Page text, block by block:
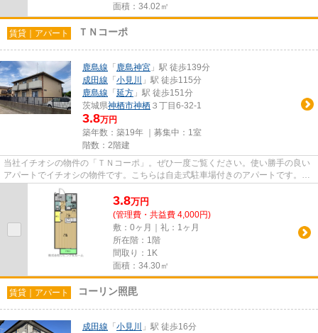
面積：34.02㎡
賃貸｜アパート ＴＮコーポ
鹿島線 「 鹿島神宮 」駅 徒歩139分
成田線 「 小見川
」駅 徒歩115分
鹿島線 「 延方 」駅 徒歩151分
茨城県神栖市神栖 ３丁目6-32-1
3.8万円
築年数：築19年 ｜募集中： 1室
階数：2階建
当社イチオシの物件の「ＴＮコーポ」。ぜひ一度ご覧ください。使い勝手の良い
アパートでイチオシの物件です。こちらは自走式駐車場付きのアパートです。陽
当りも良いので、清々しい朝...
3.8万円
(管理費・共益費 4,000円)
敷：0ヶ月｜礼：1ヶ月
所在階：1階
間取り：1K
面積：34.30㎡
賃貸｜アパート コーリン照毘
成田線 「 小見川
」駅 徒歩16分